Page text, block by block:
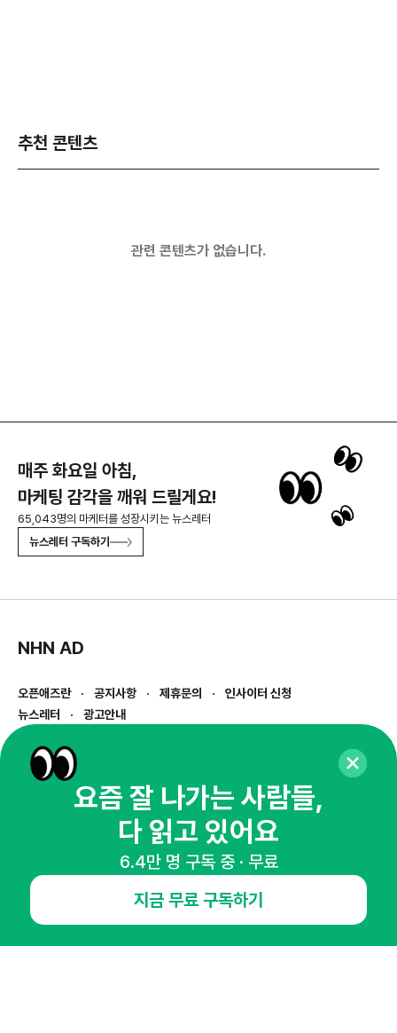
추천 콘텐츠
관련 콘텐츠가 없습니다.
매주 화요일 아침,
마케팅 감각을 깨워 드릴게요!
65,043명의 마케터를 성장시키는 뉴스레터
뉴스레터 구독하기
NHN AD
오픈애즈란 공지사항 제휴문의
인사이터 신청
뉴스레터
광고안내
경기도 성남시 분당구 대왕판교로645번길 16
사업자등록번호 : 144-81-27690(
통신판매업신고번호 : 2014-경기성남-1023
호스팅서비스사업자 : 오픈애즈
1800-2198
openads@openads.co.kr
이용약관
instagramthreadkakaotalk
요즘 잘 나가는 사람들,
다 읽고 있어요
6.4만 명 구독 중 · 무료
지금 무료 구독하기